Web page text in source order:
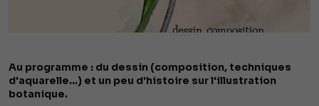
Au programme : du dessin (composition, techniques
d'aquarelle...) et un peu d'histoire sur l'illustration
botanique.